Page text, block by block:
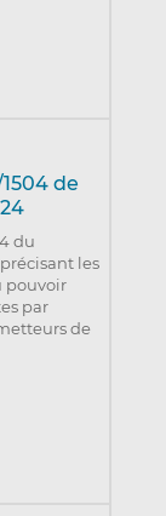
de
du
les
pouvoir
par
de